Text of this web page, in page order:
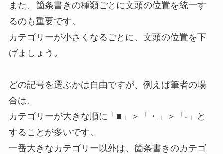
また、箇条書きの種類ごとに文頭の位置を統一す
るのも重要です。
カテゴリーが小さくなるごとに、文頭の位置を下
げましょう。
どの記号を選ぶかは自由ですが、例えば筆者の場
合は、
カテゴリーが大きな順に「■」＞「・」＞「-」と
することが多いです。
一番大きなカテゴリー以外は、箇条書きのカテゴ